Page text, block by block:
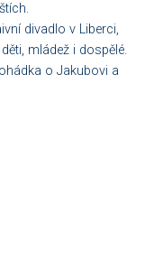
divadlo v Liberci,
mládež i dospělé.
o Jakubovi a